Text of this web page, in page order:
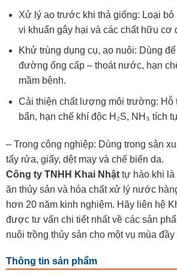
Xử lý ao trước khi thả giống: Loại bỏ
vi khuẩn gây hại và các chất hữu cơ
Khử trùng dụng cụ, ao nuôi: Dùng
đường ống cấp – thoát nước, hạn
mầm bệnh.
Cải thiện chất lượng môi trường: Hỗ
bẩn, hạn chế khí độc H₂S, NH₃ tích
– Trong công nghiệp: Dùng trong sản
tẩy rửa, giấy, dệt may và chế biến da.
Công ty TNHH Khai Nhậttự hào khi là
ăn thủy sản và hóa chất xử lý nước
hơn 20 năm kinh nghiệm. Hãy liên hệ
được tư vấn chi tiết nhất về các sản
nuôi trồng thủy sản cho một vụ mùa
Thông tin sản phẩm